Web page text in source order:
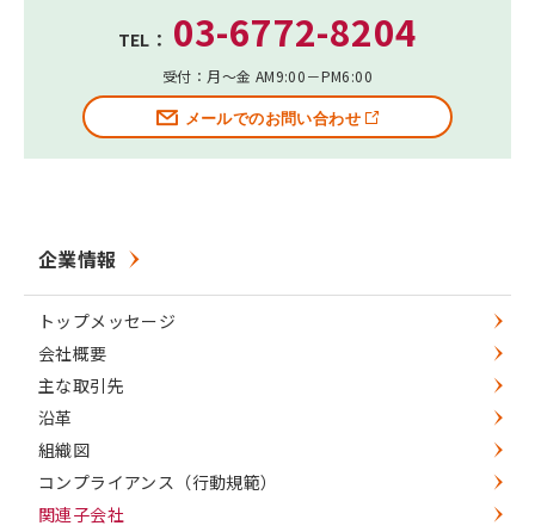
TEL： 03-6772-8204
受付：月～金 AM9:00－PM6:00
メールでのお問い合わせ
企業情報
トップメッセージ
会社概要
主な取引先
沿革
組織図
コンプライアンス（行動規範）
関連子会社